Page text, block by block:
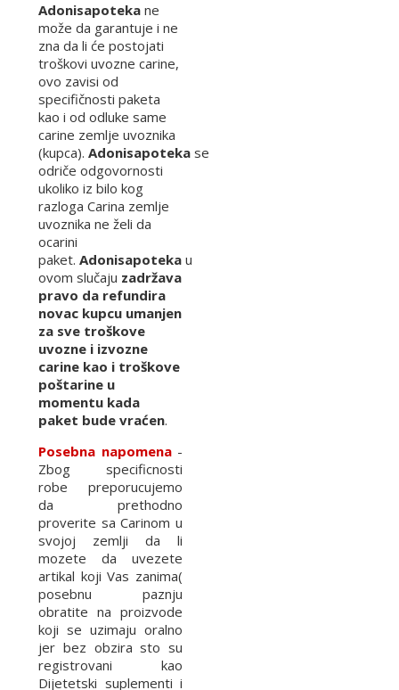
Adonisapoteka ne
može da garantuje i ne
zna da li će postojati
troškovi uvozne carine,
ovo zavisi od
specifičnosti paketa
kao i od odluke same
carine zemlje uvoznika
(kupca). Adonisapoteka se
odriče odgovornosti
ukoliko iz bilo kog
razloga Carina zemlje
uvoznika ne želi da
ocarini
paket. Adonisapoteka u
ovom slučaju zadržava
pravo da refundira
novac kupcu umanjen
za sve troškove
uvozne i izvozne
carine kao i troškove
poštarine u
momentu kada
paket bude vraćen.
Posebna napomena-
Zbog specificnosti
robe preporucujemo
da prethodno
proverite sa Carinom u
svojoj zemlji da li
mozete da uvezete
artikal koji Vas zanima(
posebnu paznju
obratite na proizvode
koji se uzimaju oralno
jer bez obzira sto su
registrovani kao
Dijetetski suplementi i